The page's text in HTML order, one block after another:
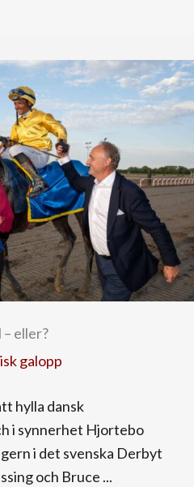
eller?
galopp
hylla dansk
i synnerhet Hjortebo
i det svenska Derbyt
och Bruce ...